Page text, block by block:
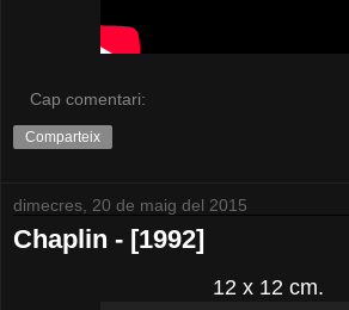
Cap comentari:
Comparteix
dimecres, 20 de maig del 2015
Chaplin - [1992]
12 x 12 cm.